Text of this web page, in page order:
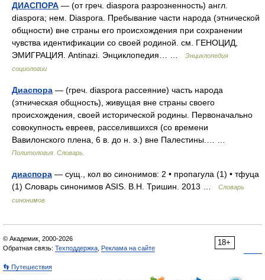
ДИАСПОРА — (от греч. diaspora разрозненность) англ.
diaspora; нем. Diaspora. Пребывание части народа (этнической
общности) вне страны его происхождения при сохранении
чувства идентификации со своей родиной. см. ГЕНОЦИД,
ЭМИГРАЦИЯ. Antinazi. Энциклопедия… …
Энциклопедия
социологии
Диаспора — (греч. diaspora рассеяние) часть народа
(этническая общность), живущая вне страны своего
происхождения, своей исторической родины. Первоначально
совокупность евреев, расселившихся (со времени
Вавилонского плена, 6 в. до н. э.) вне Палестины.… …
Политология. Словарь.
диаспора — сущ., кол во синонимов: 2 • пропагула (1) • тфуца
(1) Словарь синонимов ASIS. В.Н. Тришин. 2013 …
Словарь
синонимов
18+
© Академик, 2000-2026
Обратная связь: Техподдержка Реклама на сайте
👣 Путешествия